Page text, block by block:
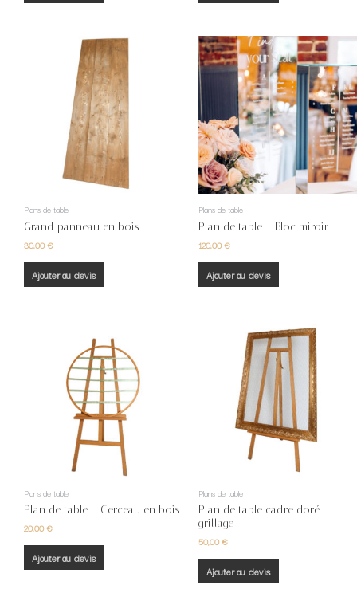
Plans de table
Grand panneau en bois
30,00€
Ajouter au devis
Plans de table
Plan de table – Bloc miroir
120,00€
Ajouter au devis
Plans de table
Plan de table – Cerceau en bois
20,00€
Ajouter au devis
Plans de table
Plan de table cadre doré –
grillage
50,00€
Ajouter au devis